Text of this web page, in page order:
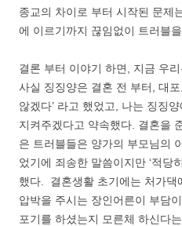
종교의 차이로 부터 시작된 문제
에 이르기까지 끊임없이 트러블
결론 부터 이야기 하면, 지금 우
사실 징징양은 결혼 전 부터, 대
않겠다’ 라고 했었고, 나는 징징
지켜주겠다고 약속했다. 결혼을
은 트러블들은 양가의 부모님의
었기에 죄송한 말씀이지만 ‘적당
했다. 결혼생활 초기에는 처가댁
압박을 주시는 장인어른이 부담
포기를 하셨는지 모른체 하신다